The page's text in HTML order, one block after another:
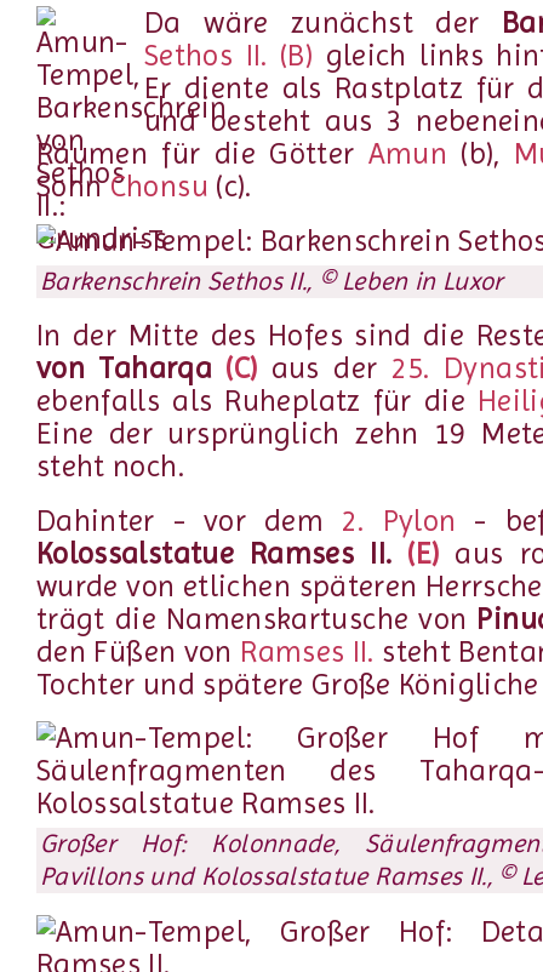
Da wäre zunächst der
Sethos II. (B) gleich links
Er diente als Rastplatz für
und besteht aus 3
Räumen für die Götter Amun (b),
SohnChonsu (c).
Barkenschrein Sethos II., © Leben in Luxor
In der Mitte des Hofes sind die
von Taharqa (C) aus der 25.
ebenfalls als Ruheplatz für die
Eine der ursprünglich zehn 19
steht noch.
Dahinter - vor dem 2. Pylon -
Kolossalstatue Ramses II. (E) aus
wurde von etlichen späteren
trägt die Namenskartusche von
den Füßen von Ramses II. steht
Tochter und spätere Große
Großer Hof: Kolonnade,
Pavillons und Kolossalstatue Ramses II., ©